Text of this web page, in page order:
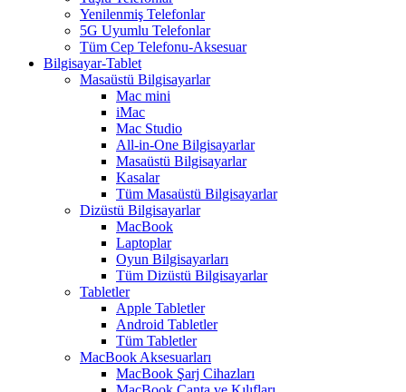
Yenilenmiş Telefonlar
5G Uyumlu Telefonlar
Tüm Cep Telefonu-Aksesuar
Bilgisayar-Tablet
Masaüstü Bilgisayarlar
Mac mini
iMac
Mac Studio
All-in-One Bilgisayarlar
Masaüstü Bilgisayarlar
Kasalar
Tüm Masaüstü Bilgisayarlar
Dizüstü Bilgisayarlar
MacBook
Laptoplar
Oyun Bilgisayarları
Tüm Dizüstü Bilgisayarlar
Tabletler
Apple Tabletler
Android Tabletler
Tüm Tabletler
MacBook Aksesuarları
MacBook Şarj Cihazları